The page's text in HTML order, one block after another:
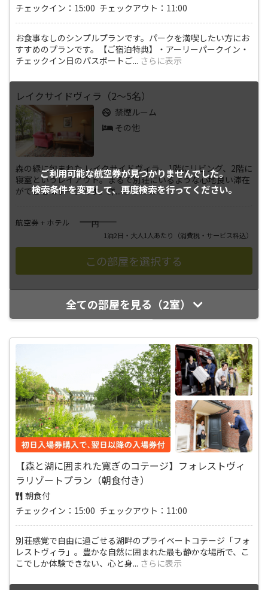
チェックイン：15:00 チェックアウト：11:00
お食事なしのシンプルプランです。パークを満喫したい方にお
すすめのプランです。【ご宿泊特典】・アーリーパークイン・
チェックイン日のパスポートご... さらに表示
ご利用可能な航空券が見つかりませんでした。
検索条件を変更して、 再度検索を行ってください。
レイクサイドヴィラ（2～5名）
禁煙ルーム
その他
森の緑に包まれた レイクサイドヴィラ。1階にリビング、2階に
寝室というレイアウト。まるで別荘にいるような心地良い滞在
ができるコテージです。詳... さらに表示
航空券 + ホテル ――――円
1泊2日・大人1人あたり （消費税・サービス料込）
全ての部屋を見る（2室）
【森と湖に囲まれた寛ぎのコテージ】フォレストヴィ
ラリゾートプラン（朝食付き）
朝食付
チェックイン：15:00 チェックアウト：11:00
別荘感覚で自由に過ごせる湖畔のプライベートコテージ「フォ
レストヴィラ」。豊かな自然に囲まれた最も静かな場所で、こ
こでしか体験できない、心と身... さらに表示